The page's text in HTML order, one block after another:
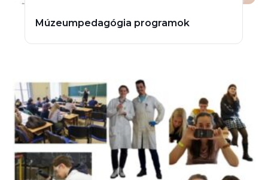
Múzeumpedagógia programok